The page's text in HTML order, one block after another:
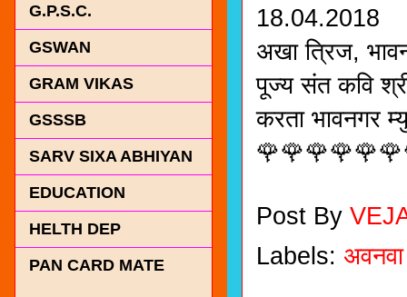
18.04.2018
अखा त्रिज,
पूज्य संत कवि
करता भावनगर
Post By
Labels:
G.P.S.C.
GSWAN
GRAM VIKAS
GSSSB
SARV SIXA ABHIYAN
EDUCATION
HELTH DEP
PAN CARD MATE